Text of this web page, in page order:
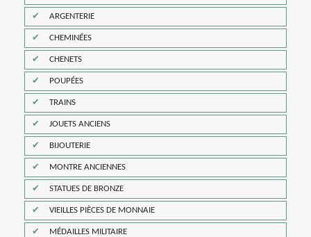
ARGENTERIE
CHEMINÉES
CHENETS
POUPÉES
TRAINS
JOUETS ANCIENS
BIJOUTERIE
MONTRE ANCIENNES
STATUES DE BRONZE
VIEILLES PIÈCES DE MONNAIE
MÉDAILLES MILITAIRE